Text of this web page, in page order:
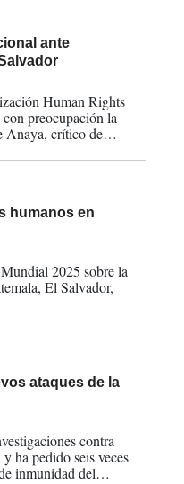
ante
Human Rights
preocupación la
Anaya, crítico de
humanos en
2025 sobre la
El Salvador,
ataques de la
contra
ha pedido seis veces
inmunidad del